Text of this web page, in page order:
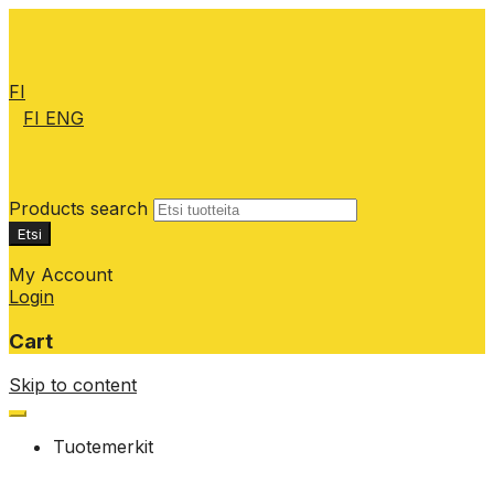
FI
FI ENG
Products search
Etsi
My Account
Login
Cart
Skip to content
Tuotemerkit